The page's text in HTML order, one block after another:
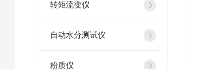
转矩流变仪
自动水分测试仪
粉质仪